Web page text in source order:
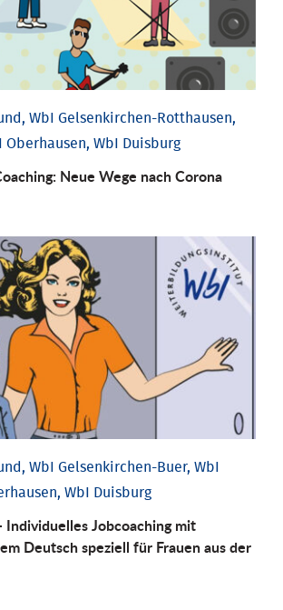
WbI Gelsenkirchen-Rotthausen,
Oberhausen, WbI Duisburg
Neue Wege nach Corona
WbI Gelsenkirchen-Buer, WbI
WbI Duisburg
Individuelles Jobcoaching mit
Deutsch speziell für Frauen aus der